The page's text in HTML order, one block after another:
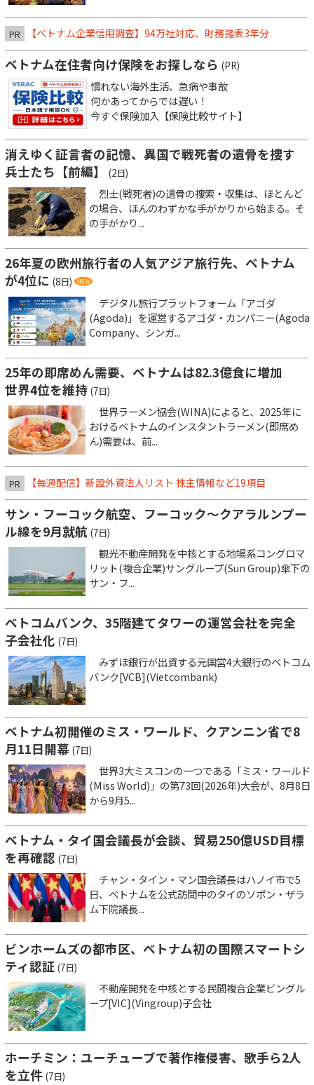
PR 【ベトナム企業信用調査】94万社対応、財務諸表3年分
ベトナム在住者向け保険をお探しなら (PR)
慣れない海外生活、急病や事故
何かあってからでは遅い！
今すぐ保険加入【保険比較サイト】
消えゆく証言者の記憶、異国で戦死者の遺骨を捜す
兵士たち【前編】
(2日)
烈士(戦死者)の遺骨の捜索・収集は、ほとんど
の場合、ほんのわずかな手がかりから始まる。そ
の手がかり...
26年夏の欧州旅行者の人気アジア旅行先、ベトナム
が4位に (8日)
デジタル旅行プラットフォーム「アゴダ
(Agoda)」を運営するアゴダ・カンパニー(Agoda
Company、シンガ...
25年の即席めん需要、ベトナムは82.3億食に増加
世界4位を維持 (7日)
世界ラーメン協会(WINA)によると、2025年に
おけるベトナムのインスタントラーメン(即席め
ん)需要は、前...
PR 【毎週配信】新設外資法人リスト 株主情報など19項目
サン・フーコック航空、フーコック～クアラルンプー
ル線を9月就航 (7日)
観光不動産開発を中核とする地場系コングロマ
リット(複合企業)サングループ(Sun Group)傘下の
サン・フ...
ベトコムバンク、35階建てタワーの運営会社を完全
子会社化 (7日)
みずほ銀行が出資する元国営4大銀行のベトコム
バンク[VCB](Vietcombank)
ベトナム初開催のミス・ワールド、クアンニン省で8
月11日開幕 (7日)
世界3大ミスコンの一つである「ミス・ワールド
(Miss World)」の第73回(2026年)大会が、8月8日
から9月5...
ベトナム・タイ国会議長が会談、貿易250億USD目標
を再確認 (7日)
チャン・タイン・マン国会議長はハノイ市で5
日、ベトナムを公式訪問中のタイのソポン・ザラ
ム下院議長...
ビンホームズの都市区、ベトナム初の国際スマートシ
ティ認証 (7日)
不動産開発を中核とする民間複合企業ビングル
ープ[VIC](Vingroup)子会社
ホーチミン：ユーチューブで著作権侵害、歌手ら2人
を立件 (7日)